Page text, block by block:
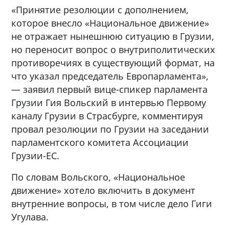
«Принятие резолюции с дополнением,
которое внесло «Национальное движение»
не отражает нынешнюю ситуацию в Грузии,
но переносит вопрос о внутриполитических
противоречиях в существующий формат, на
что указал председатель Европарламента»,
— заявил первый вице-спикер парламента
Грузии Гия Вольский в интервью Первому
каналу Грузии в Страсбурге, комментируя
провал резолюции по Грузии на заседании
парламентского комитета Ассоциации
Грузии-ЕС.
По словам Вольского, «Национальное
движение» хотело включить в документ
внутренние вопросы, в том числе дело Гиги
Угулава.